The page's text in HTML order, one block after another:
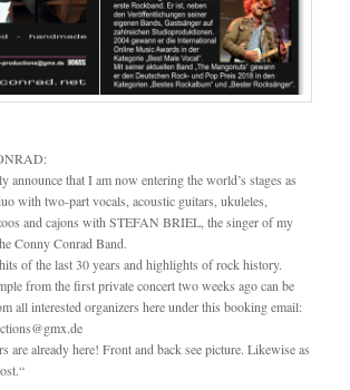
announce that I am now entering the world’s stages as
with two-part vocals, acoustic guitars, ukuleles,
and cajons with STEFAN BRIEL, the singer of my
Conny Conrad Band.
of the last 30 years and highlights of rock history.
from the first private concert two weeks ago can be
all interested organizers here under this booking email:
are already here! Front and back see picture. Likewise as